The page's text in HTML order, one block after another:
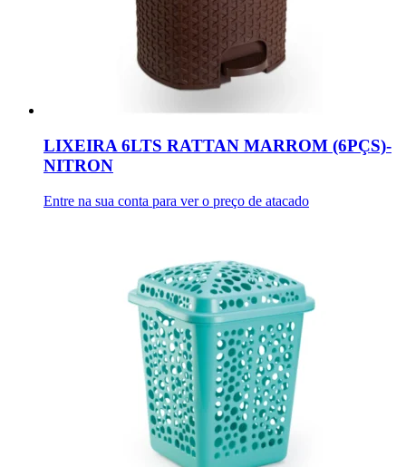
LIXEIRA 6LTS RATTAN MARROM (6PÇS)-
NITRON
Entre na sua conta para ver o preço de atacado